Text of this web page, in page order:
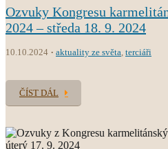
Ozvuky Kongresu
2024 – středa 18. 9. 2024
10.10.2024 aktuality ze světa terciáři
ČÍST DÁL